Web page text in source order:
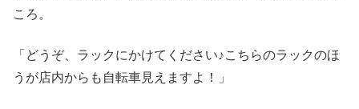
ころ。
「どうぞ、ラックにかけてください♪こちらのラックのほ
うが店内からも自転車見えますよ！」